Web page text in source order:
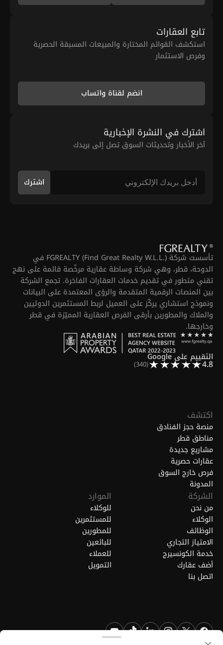
تابع العقارات
استكشف القوائم المختارة والمبيعات المسبقة الحصرية
وفرص الاستثمار
انضم لقناة واتساب
اشترك في النشرة الإخبارية
آخر الأخبار وتحديثات السوق تصل إلى بريدك
اشترك
تأسست شركة FGREALTY (Find Great Realty W.L.L.) في
الدوحة، قطر، وهي شركة وساطة عقارية مرخّصة قائمة على نهج
تقني متطور في تقديم خدمات العقارات الفاخرة. تجمع الشركة
بين المنصات الرقمية المتقدمة والرؤى المعتمدة على البيانات
ونموذج استشاري يركّز على العميل لربط المستثمرين الدوليين
والملاك والمطورين بأرقى الفرص العقارية المميّزة في قطر
وخارجها.
التقييم على Google
4.8
(340)
اكتشف
منصة حجز الفنادق
مناطق قطر
مشاريع جديدة
عقارات حصرية
فرص خارج السوق
المدونة
الشركة
من نحن
الوكلاء
الوظائف
الامتياز التجاري
خدمة الكونسيرج
أضف عقارك
اتصل بنا
الموارد
للوكلاء
للمستثمرين
للمطورين
للبائعين
للعملاء
التمويل